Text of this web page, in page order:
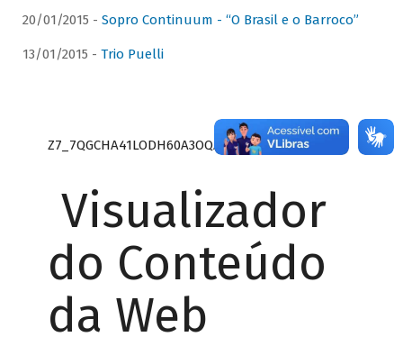
20/01/2015 - Sopro Continuum - “O Brasil e o Barroco”
13/01/2015 - Trio Puelli
Z7_7QGCHA41LODH60A3OQA8RN1415
Visualizador
do Conteúdo
da Web